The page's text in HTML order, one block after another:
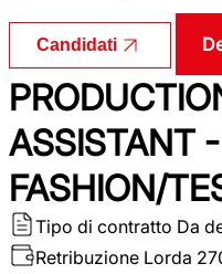
Candidati
ASSISTANT
FASHION/
Tipo di contratto Da
Retribuzione Lorda